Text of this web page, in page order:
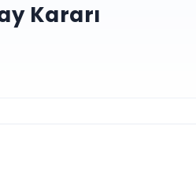
Kararı